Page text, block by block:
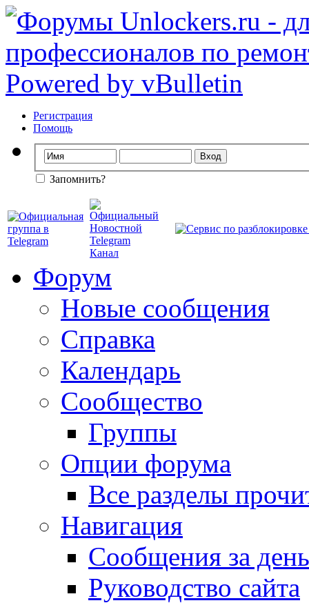
Регистрация
Помощь
Запомнить?
Форум
Новые сообщения
Справка
Календарь
Сообщество
Группы
Опции форума
Все разделы
Навигация
Сообщения за день
Руководство сайта